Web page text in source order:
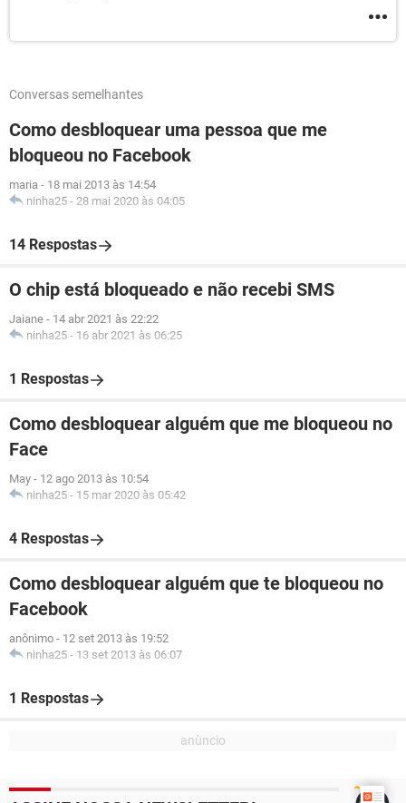
Conversas semelhantes
Como desbloquear uma pessoa que me
bloqueou no Facebook
maria - 18 mai 2013 às 14:54
ninha25 - 28 mai 2020 às 04:05
14 Respostas
O chip está bloqueado e não recebi SMS
Jaiane - 14 abr 2021 às 22:22
ninha25 - 16 abr 2021 às 06:25
1 Respostas
Como desbloquear alguém que me bloqueou no
Face
May - 12 ago 2013 às 10:54
ninha25 - 15 mar 2020 às 05:42
4 Respostas
Como desbloquear alguém que te bloqueou no
Facebook
anônimo - 12 set 2013 às 19:52
ninha25 - 13 set 2013 às 06:07
1 Respostas